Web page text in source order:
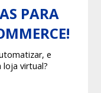
PARA
e
loja virtual?